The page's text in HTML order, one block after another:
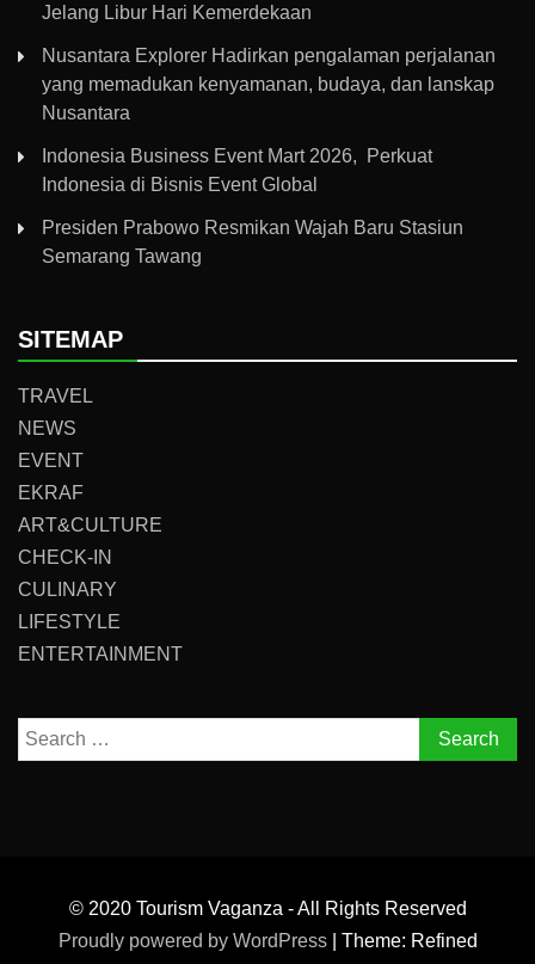
Jelang Libur Hari Kemerdekaan
Nusantara Explorer Hadirkan pengalaman perjalanan
yang memadukan kenyamanan, budaya, dan lanskap
Nusantara
Indonesia Business Event Mart 2026, Perkuat
Indonesia di Bisnis Event Global
Presiden Prabowo Resmikan Wajah Baru Stasiun
Semarang Tawang
SITEMAP
TRAVEL
NEWS
EVENT
EKRAF
ART&CULTURE
CHECK-IN
CULINARY
LIFESTYLE
ENTERTAINMENT
Search
for:
© 2020 Tourism Vaganza - All Rights Reserved
Proudly powered by WordPress
Theme: Refined